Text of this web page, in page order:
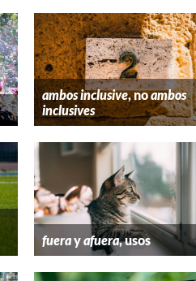
ambos inclusive, noambos
inclusives
fuerayafuera, usos